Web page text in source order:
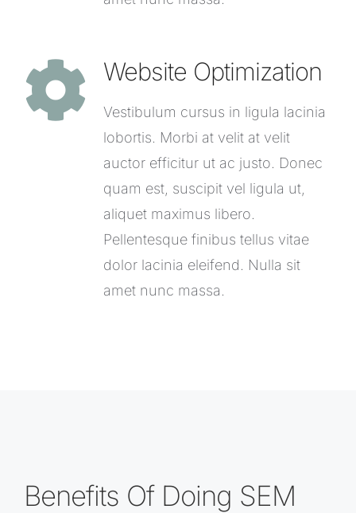
Website Optimization
Vestibulum cursus in ligula lacinia
lobortis. Morbi at velit at velit
auctor efficitur ut ac justo. Donec
quam est, suscipit vel ligula ut,
aliquet maximus libero.
Pellentesque finibus tellus vitae
dolor lacinia eleifend. Nulla sit
amet nunc massa.
Benefits Of Doing SEM